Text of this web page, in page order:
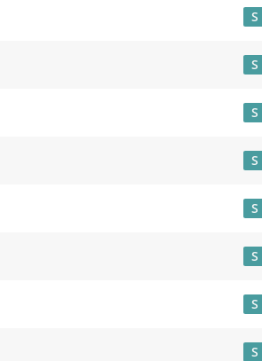
S
S
S
S
S
S
S
S